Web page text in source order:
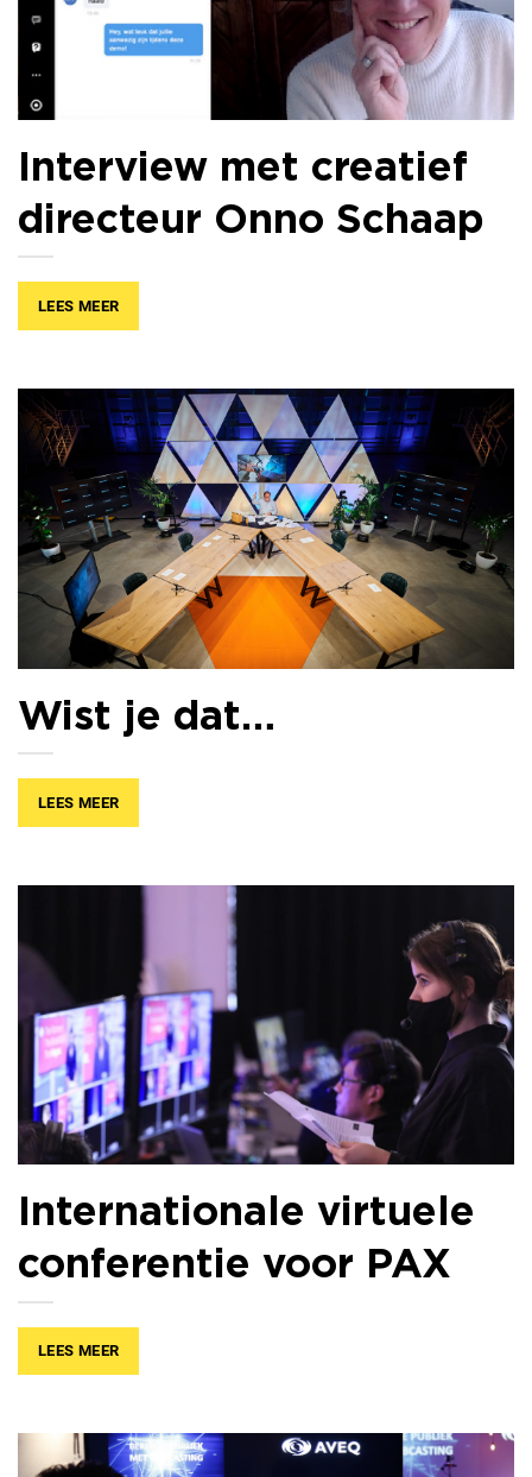
Interview met creatief
directeur Onno Schaap
LEES MEER
Wist je dat…
LEES MEER
Internationale virtuele
conferentie voor PAX
LEES MEER